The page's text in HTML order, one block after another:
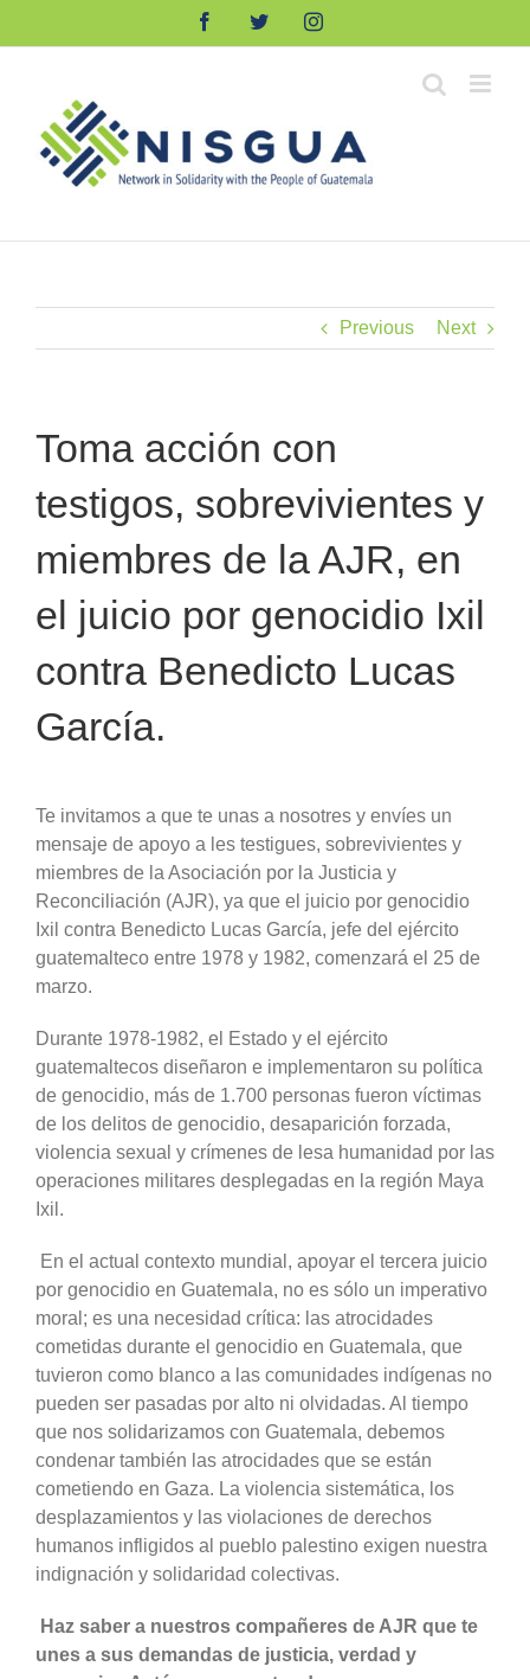
FacebookTwitterInstagram
Previous Next
Toma acción con
testigos, sobrevivientes y
miembres de la AJR, en
el juicio por genocidio Ixil
contra Benedicto Lucas
García.
Te invitamos a que te unas a nosotres y envíes un
mensaje de apoyo a les testigues, sobrevivientes y
miembres de la Asociación por la Justicia y
Reconciliación (AJR), ya que el juicio por genocidio
Ixil contra Benedicto Lucas García, jefe del ejército
guatemalteco entre 1978 y 1982, comenzará el 25 de
marzo.
Durante 1978-1982, el Estado y el ejército
guatemaltecos diseñaron e implementaron su política
de genocidio, más de 1.700 personas fueron víctimas
de los delitos de genocidio, desaparición forzada,
violencia sexual y crímenes de lesa humanidad por las
operaciones militares desplegadas en la región Maya
Ixil.
En el actual contexto mundial, apoyar el tercera juicio
por genocidio en Guatemala, no es sólo un imperativo
moral; es una necesidad crítica: las atrocidades
cometidas durante el genocidio en Guatemala, que
tuvieron como blanco a las comunidades indígenas no
pueden ser pasadas por alto ni olvidadas. Al tiempo
que nos solidarizamos con Guatemala, debemos
condenar también las atrocidades que se están
cometiendo en Gaza. La violencia sistemática, los
desplazamientos y las violaciones de derechos
humanos infligidos al pueblo palestino exigen nuestra
indignación y solidaridad colectivas.
Haz saber a nuestros compañeres de AJR que te
unes a sus demandas de justicia, verdad y